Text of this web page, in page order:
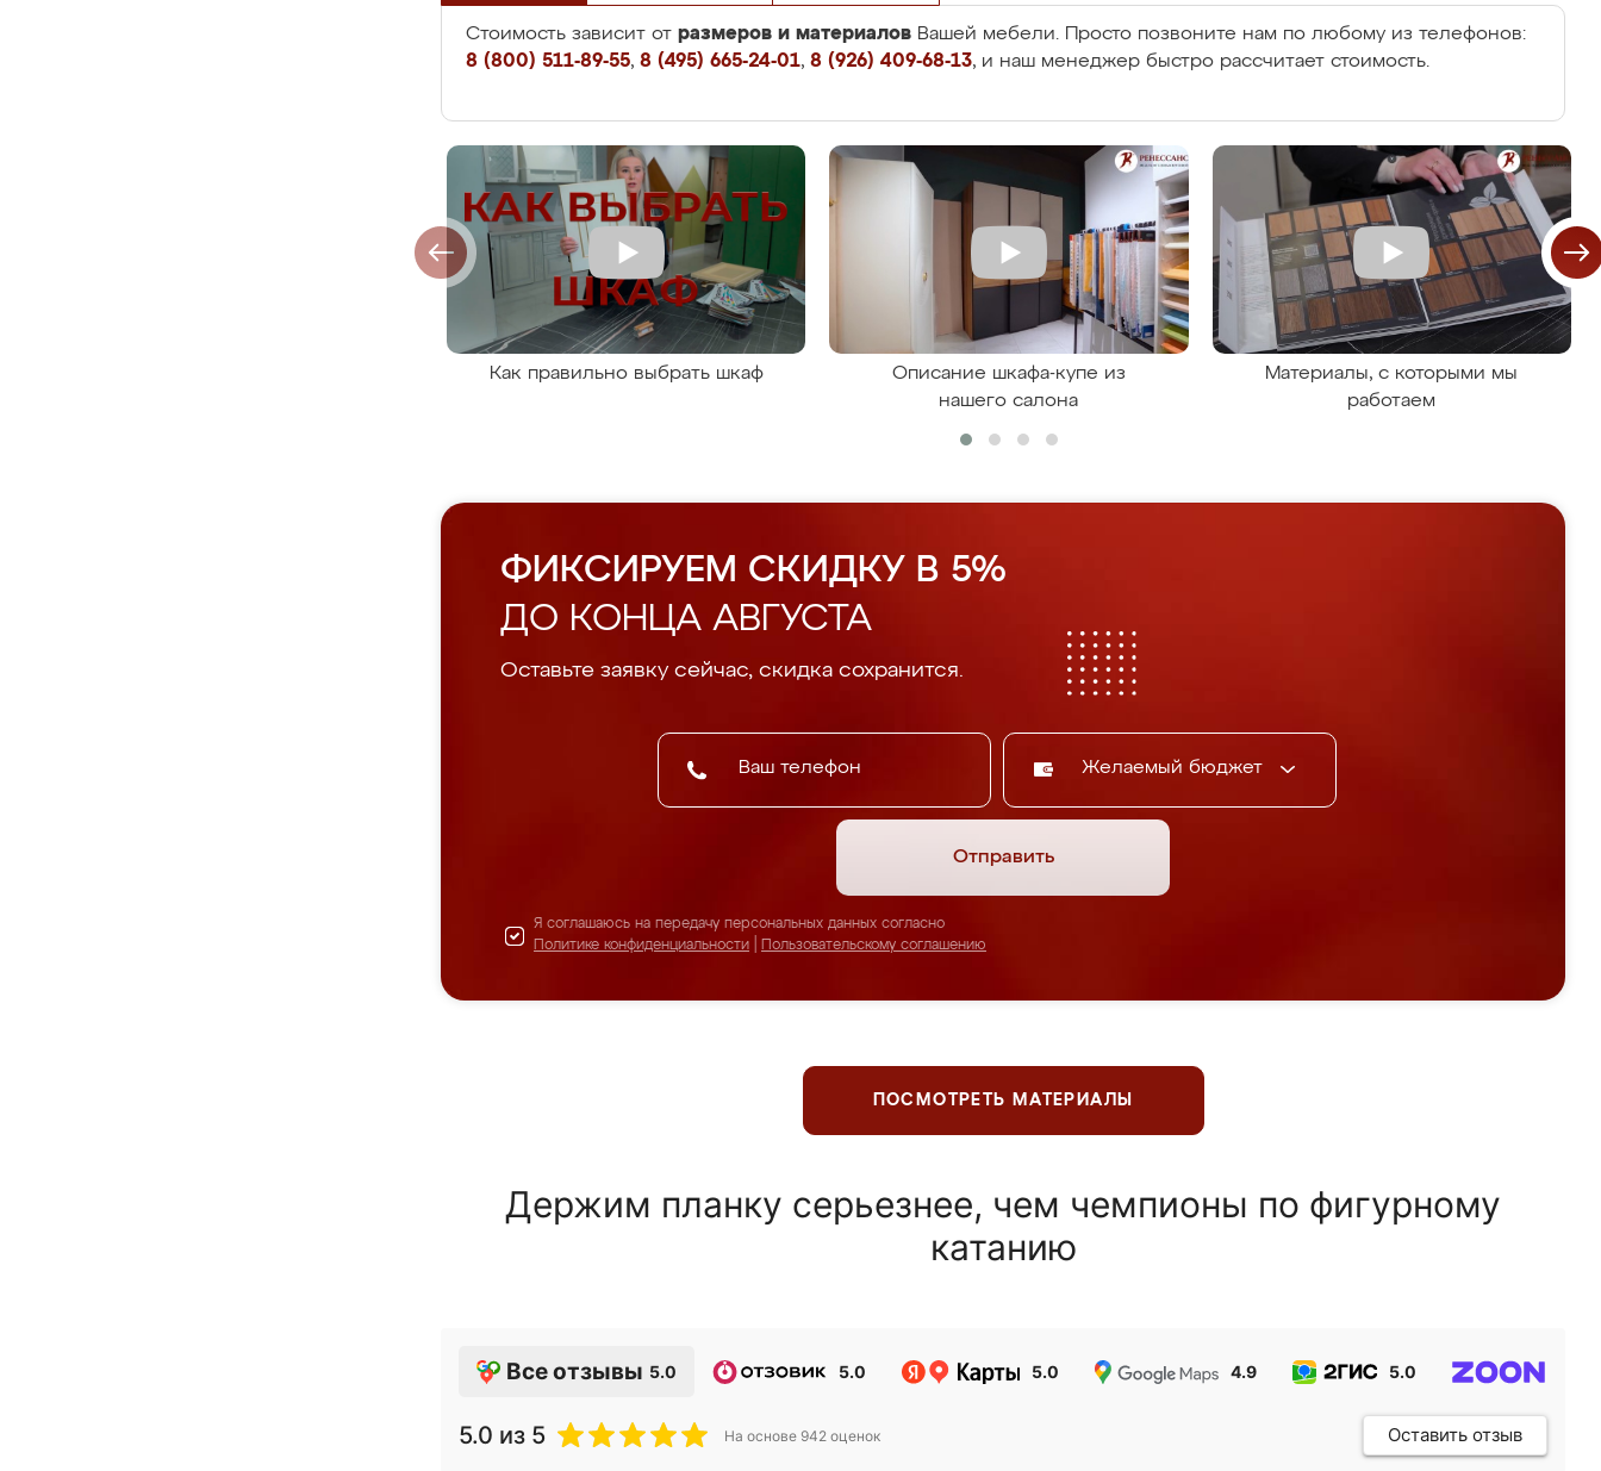
Стоимость зависит от размеров и материалов Вашей мебели. Просто позвоните нам по любому из телефонов:
8 (800) 511-89-55, 8 (495) 665-24-01, 8 (926) 409-68-13, и наш менеджер быстро рассчитает стоимость.
Как правильно выбрать шкаф
Описание шкафа-купе из
нашего салона
Материалы, с которыми мы
работаем
ФИКСИРУЕМ СКИДКУ В 5%
ДО КОНЦА АВГУСТА
Оставьте заявку сейчас, скидка сохранится.
Желаемый бюджет
Отправить
Я соглашаюсь на передачу персональных данных согласно
Политике конфиденциальности
Пользовательскому соглашению
ПОСМОТРЕТЬ МАТЕРИАЛЫ
Держим планку серьезнее, чем чемпионы по фигурному
катанию
Все отзывы 5.0 5.0 5.0 4.9 5.0
5.0 из 5 На основе 942 оценок Оставить отзыв